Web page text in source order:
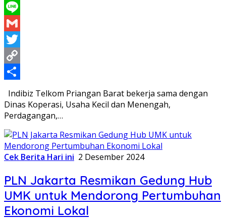
WhatsApp
Line
Gmail
Twitter
Copy
Link
Share
Indibiz Telkom Priangan Barat bekerja sama dengan
Dinas Koperasi, Usaha Kecil dan Menengah,
Perdagangan,…
Cek Berita Hari ini 2 Desember 2024
PLN Jakarta Resmikan Gedung Hub
UMK untuk Mendorong Pertumbuhan
Ekonomi Lokal